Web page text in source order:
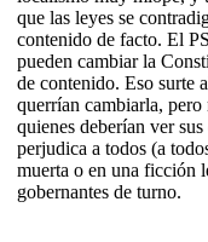
que las leyes se
contenido de facto. El
pueden cambiar la
de contenido. Eso surte
querrían cambiarla,
quienes deberían ver
perjudica a todos (a
muerta o en una ficción
gobernantes de turno.